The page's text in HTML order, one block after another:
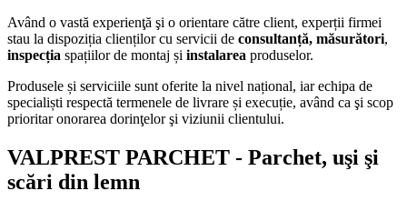
Având o vastă experienţă şi o orientare către client, experții firmei
stau la dispoziția clienților cu servicii de consultanță, măsurători,
inspecția spațiilor de montaj și instalarea produselor.
Produsele și serviciile sunt oferite la nivel național, iar echipa de
specialiști respectă termenele de livrare și execuție, având ca şi scop
prioritar onorarea dorinţelor şi viziunii clientului.
VALPREST PARCHET - Parchet, uşi şi
scări din lemn